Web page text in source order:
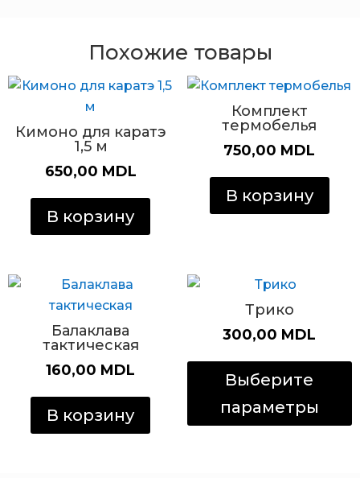
Похожие товары
Кимоно для каратэ
1,5 м
650,00 MDL
В корзину
Комплект
термобелья
750,00 MDL
В корзину
Балаклава
тактическая
160,00 MDL
В корзину
Трико
300,00 MDL
Выберите
параметры